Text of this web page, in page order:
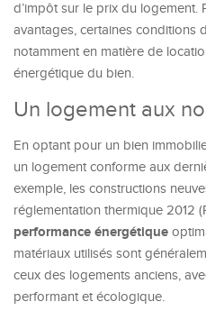
d’impôt sur le prix du logement.
avantages, certaines conditions
notamment en matière de
énergétique du bien.
Un logement aux
En optant pour un bien
un logement conforme aux
exemple, les constructions
réglementation thermique 2012
performance énergétique
matériaux utilisés sont
ceux des logements anciens,
performant et écologique.